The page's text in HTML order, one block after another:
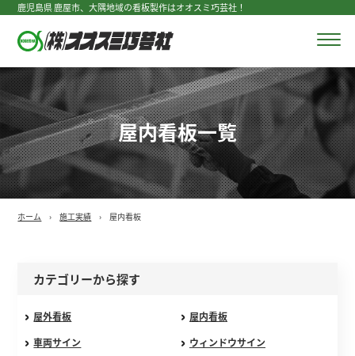
鹿児島県 鹿屋市、大隅地域の看板製作はオオスミ巧芸社！
屋内看板一覧
ホーム 施工実績 屋内看板
カテゴリーから探す
屋外看板
屋内看板
車両サイン
ウィンドウサイン